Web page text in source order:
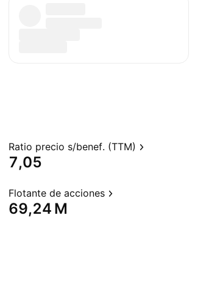
Ratio precio s/benef. (TTM)
7,05
Flotante de acciones
‪69,24 M‬